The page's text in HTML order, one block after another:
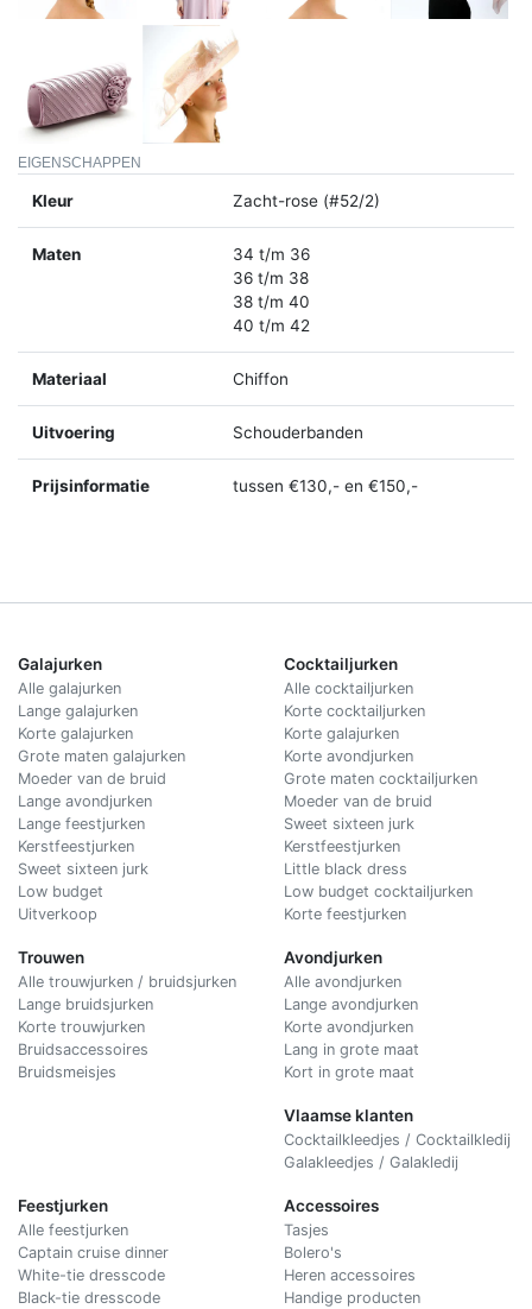
EIGENSCHAPPEN
Kleur Zacht-rose (#52/2)
Maten
34 t/m 36
36 t/m 38
38 t/m 40
40 t/m 42
Materiaal Chiffon
Uitvoering Schouderbanden
Prijsinformatie tussen €130,- en €150,-
Galajurken
Alle galajurken
Lange galajurken
Korte galajurken
Grote maten galajurken
Moeder van de bruid
Lange avondjurken
Lange feestjurken
Kerstfeestjurken
Sweet sixteen jurk
Low budget
Uitverkoop
Trouwen
Alle trouwjurken / bruidsjurken
Lange bruidsjurken
Korte trouwjurken
Bruidsaccessoires
Bruidsmeisjes
Cocktailjurken
Alle cocktailjurken
Korte cocktailjurken
Korte galajurken
Korte avondjurken
Grote maten cocktailjurken
Moeder van de bruid
Sweet sixteen jurk
Kerstfeestjurken
Little black dress
Low budget cocktailjurken
Korte feestjurken
Avondjurken
Alle avondjurken
Lange avondjurken
Korte avondjurken
Lang in grote maat
Kort in grote maat
Vlaamse klanten
Cocktailkleedjes / Cocktailkledij
Galakleedjes / Galakledij
Feestjurken
Alle feestjurken
Captain cruise dinner
White-tie dresscode
Black-tie dresscode
Accessoires
Tasjes
Bolero's
Heren accessoires
Handige producten